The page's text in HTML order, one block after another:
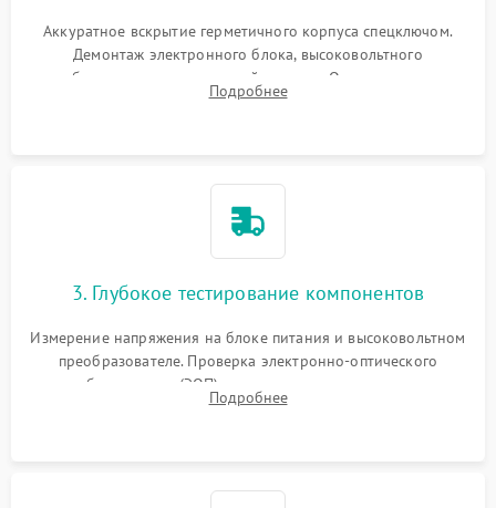
от перенапряжения
Поломка системы защиты
1000 ₽
Аккуратное вскрытие герметичного корпуса спецключом.
Демонтаж электронного блока, высоковольтного
преобразователя и оптической системы. Осмотр контактов
на окисление и проверка целостности уплотнительных
Подробнее
3. Глубокое тестирование компонентов
Измерение напряжения на блоке питания и высоковольтном
преобразователе. Проверка электронно-оптического
преобразователя (ЭОП) на стенде на предмет эмиссии,
шумов и засветок. Диагностика микросхем цифровых
Подробнее